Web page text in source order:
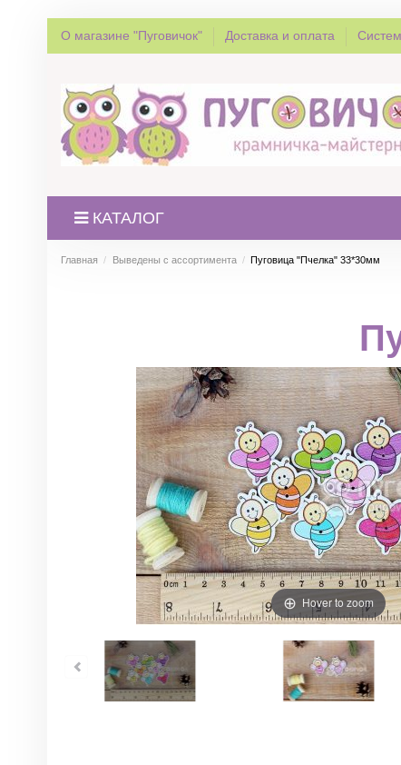
О магазине "Пуговичок" Доставка и оплата
КАТАЛОГ
Главная Выведены с ассортимента Пуговица "Пчелка" 33*30мм
Hover to zoom